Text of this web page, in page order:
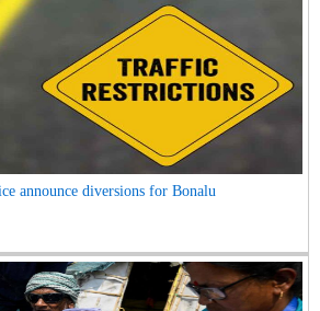
announce diversions for Bonalu